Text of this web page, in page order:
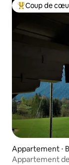
Coups de cœur
Coup de
Appartement ⋅
Appartement